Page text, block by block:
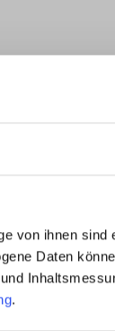
von ihnen sind
Daten
.